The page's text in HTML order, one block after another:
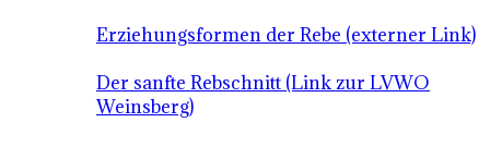
Erziehungsformen der Rebe (externer Link)
Der sanfte Rebschnitt (Link zur LVWO
Weinsberg)